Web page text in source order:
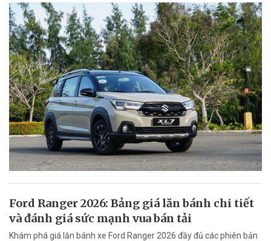
Ford Ranger 2026: Bảng giá lăn bánh chi tiết
và đánh giá sức mạnh vua bán tải
Khám phá giá lăn bánh xe Ford Ranger 2026 đầy đủ các phiên bản